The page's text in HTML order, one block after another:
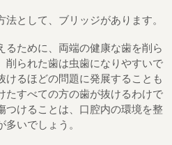
として、ブリッジがあります。
るために、両端の健康な歯を削ら
削られた歯は虫歯になりやすいで
けるほどの問題に発展することも
たすべての方の歯が抜けるわけで
つけることは、口腔内の環境を整
いでしょう。